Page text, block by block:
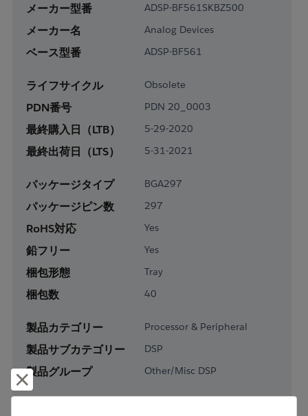
メーカー型番 ADSP-BF561SKBZ500
メーカー名 Analog Devices
ベース型番 ADSP-BF561
ライフサイクル Obsolete
PDN番号 PDN 20_0003
最終購入日（LTB） 5-29-2020
最終出荷日（LTS） 5-31-2021
パッケージタイプ BGA297
パッケージピン数 297
RoHS対応 Yes
鉛フリー Yes
梱包形態 Tray
梱包数 40
製品カテゴリー Processor & Peripheral
製品サブカテゴリー DSP
製品グループ Other/Misc DSP
却下して閉じる